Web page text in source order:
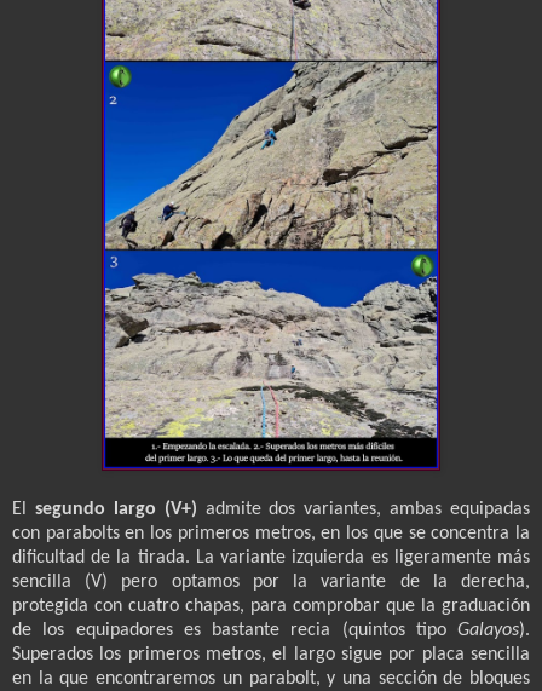
El segundo largo (V+) admite dos variantes, ambas equipadas
con parabolts en los primeros metros, en los que se concentra la
dificultad de la tirada. La variante izquierda es ligeramente más
sencilla (V) pero optamos por la variante de la derecha,
protegida con cuatro chapas, para comprobar que la graduación
de los equipadores es bastante recia (quintos tipo Galayos).
Superados los primeros metros, el largo sigue por placa sencilla
en la que encontraremos un parabolt, y una sección de bloques